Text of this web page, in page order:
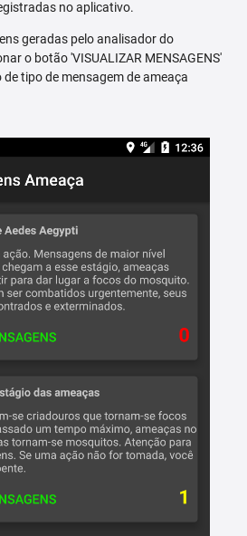
no aplicativo.
geradas pelo analisador do
o botão 'VISUALIZAR MENSAGENS'
tipo de mensagem de ameaça